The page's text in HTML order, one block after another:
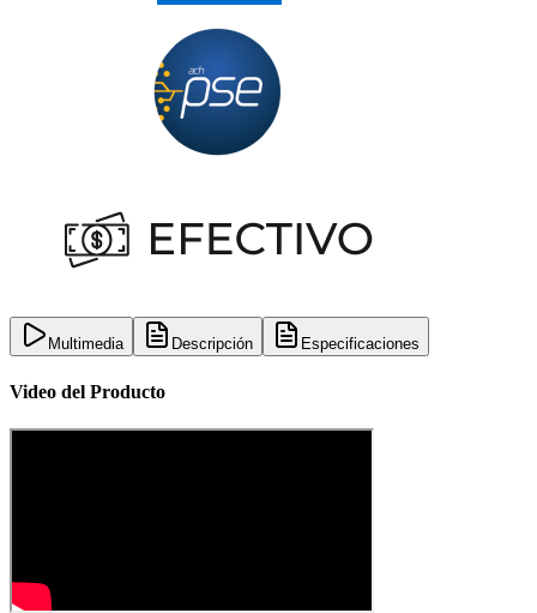
Multimedia Descripción Especificaciones
Video del Producto